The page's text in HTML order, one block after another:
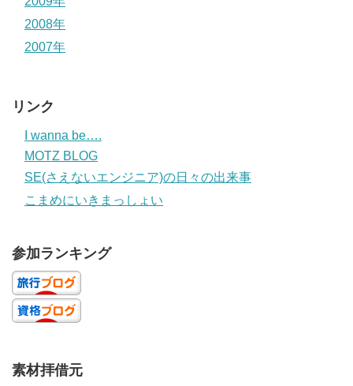
2008年
2007年
リンク
I wanna be….
MOTZ BLOG
SE(さえないエンジニア)の日々の出来事
こまめにいきまっしょい
参加ランキング
素材拝借元